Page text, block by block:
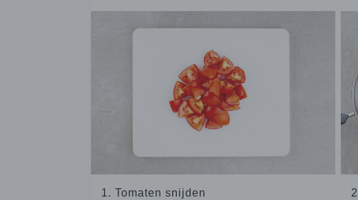
1. Tomaten snijden